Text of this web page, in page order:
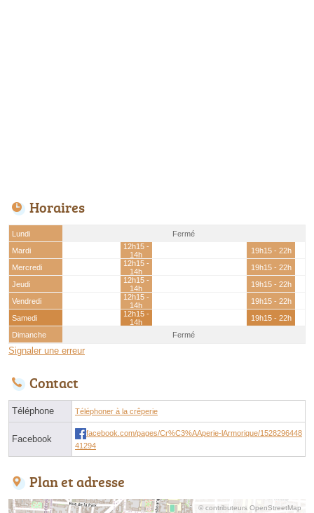
Horaires
Lundi
Fermé
Mardi
12h15 -
14h
19h15 - 22h
Mercredi
12h15 -
14h
19h15 - 22h
Jeudi
12h15 -
14h
19h15 - 22h
Vendredi
12h15 -
14h
19h15 - 22h
Samedi
12h15 -
14h
19h15 - 22h
Dimanche
Fermé
Signaler une erreur
Contact
Téléphone Téléphoner à la crêperie
Facebook
facebook.com/pages/Cr%C3%AAperie-lArmorique/1528296448
41294
Plan et adresse
© contributeurs OpenStreetMap